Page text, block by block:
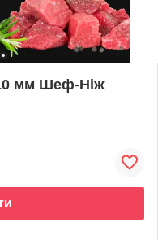
мм Шеф-Ніж